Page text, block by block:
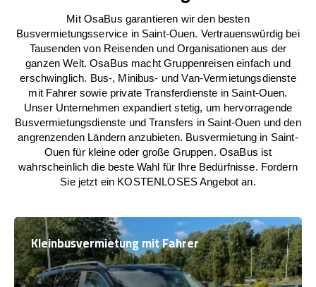
Mit OsaBus garantieren wir den besten
Busvermietungsservice in Saint-Ouen. Vertrauenswürdig bei
Tausenden von Reisenden und Organisationen aus der
ganzen Welt. OsaBus macht Gruppenreisen einfach und
erschwinglich. Bus-, Minibus- und Van-Vermietungsdienste
mit Fahrer sowie private Transferdienste in Saint-Ouen.
Unser Unternehmen expandiert stetig, um hervorragende
Busvermietungsdienste und Transfers in Saint-Ouen und den
angrenzenden Ländern anzubieten. Busvermietung in Saint-
Ouen für kleine oder große Gruppen. OsaBus ist
wahrscheinlich die beste Wahl für Ihre Bedürfnisse. Fordern
Sie jetzt ein KOSTENLOSES Angebot an.
Kleinbusvermietung mit Fahrer